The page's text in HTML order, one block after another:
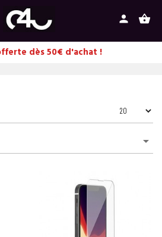
shopping_basket
person
dès 50€ d'achat !
